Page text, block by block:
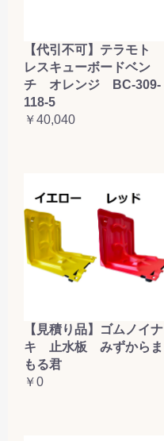
【代引不可】テラモト
レスキューボードベン
チ オレンジ BC-309-
118-5
￥40,040
【見積り品】ゴムノイナ
キ 止水板 みずからま
もる君
￥0